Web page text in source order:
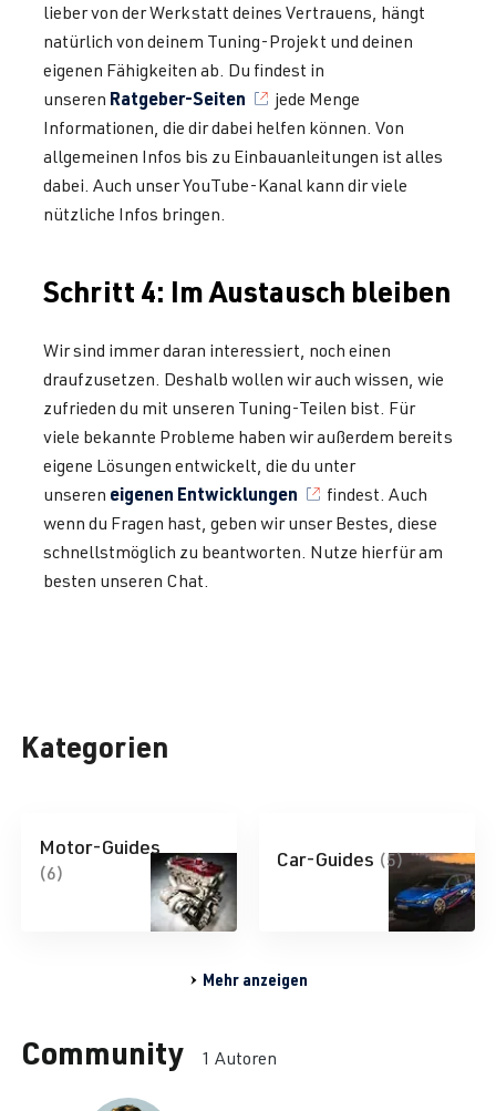
lieber von der Werkstatt deines Vertrauens, hängt
natürlich von deinem Tuning-Projekt und deinen
eigenen Fähigkeiten ab. Du findest in
unseren Ratgeber-Seiten
jede Menge
Informationen, die dir dabei helfen können. Von
allgemeinen Infos bis zu Einbauanleitungen ist alles
dabei. Auch unser YouTube-Kanal kann dir viele
nützliche Infos bringen.
Schritt 4: Im Austausch bleiben
Wir sind immer daran interessiert, noch einen
draufzusetzen. Deshalb wollen wir auch wissen, wie
zufrieden du mit unseren Tuning-Teilen bist. Für
viele bekannte Probleme haben wir außerdem bereits
eigene Lösungen entwickelt, die du unter
unseren eigenen Entwicklungen
findest. Auch
wenn du Fragen hast, geben wir unser Bestes, diese
schnellstmöglich zu beantworten. Nutze hierfür am
besten unseren Chat.
Kategorien
Motor-Guides
(6)
Car-Guides (5)
Mehr anzeigen
Community 1 Autoren